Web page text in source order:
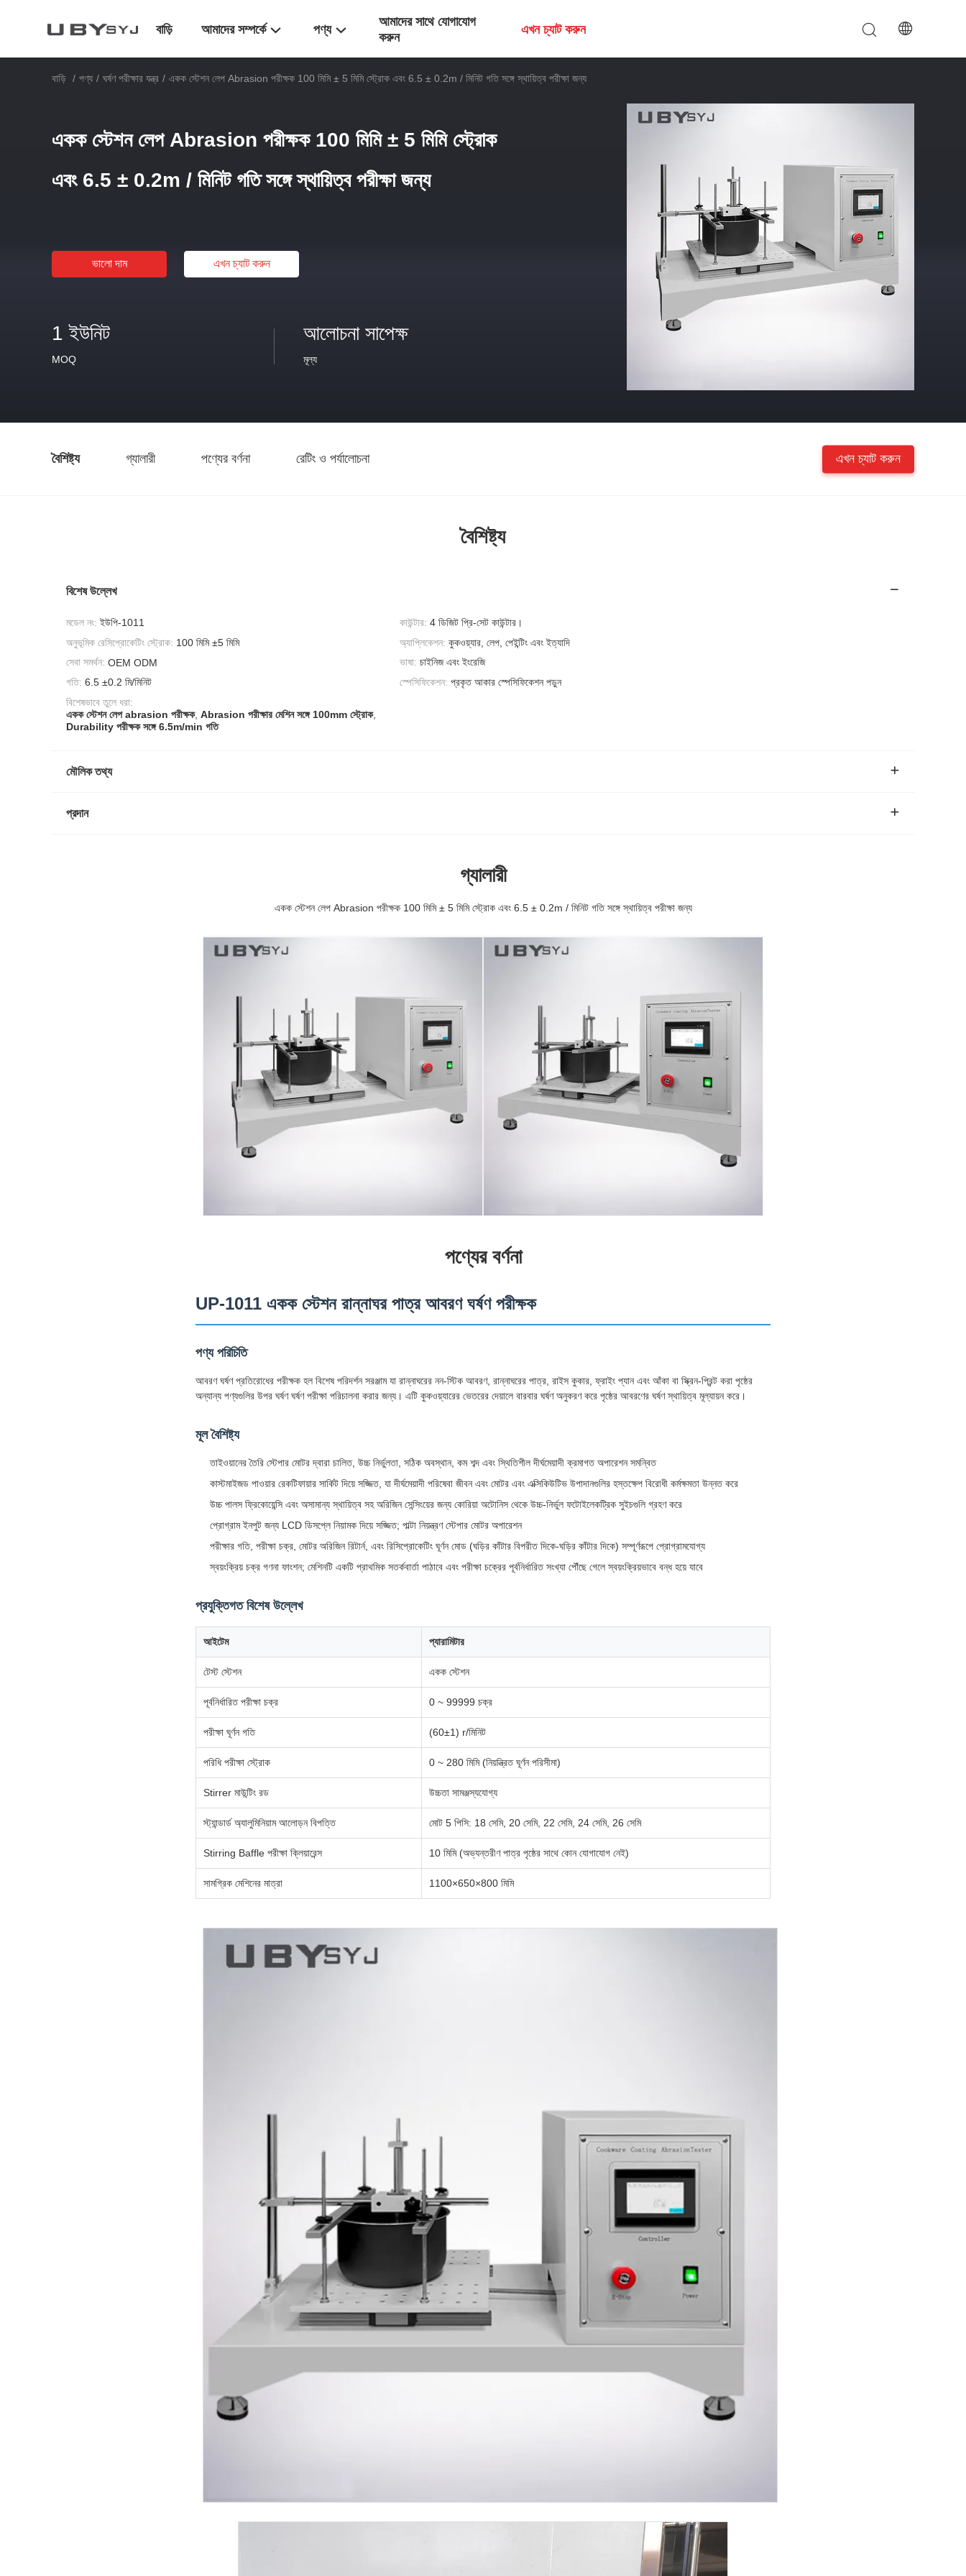
বাড়ি আমাদের সম্পর্কে পণ্য
আমাদের সাথে যোগাযোগ
করুন
এখন চ্যাট করুন
বাড়ি / পণ্য / ঘর্ষণ পরীক্ষার যন্ত্র / একক স্টেশন লেপ Abrasion পরীক্ষক 100 মিমি ± 5 মিমি স্ট্রোক এবং 6.5 ± 0.2m / মিনিট গতি সঙ্গে স্থায়িত্ব পরীক্ষা জন্য
একক স্টেশন লেপ Abrasion পরীক্ষক 100 মিমি ± 5 মিমি স্ট্রোক
এবং 6.5 ± 0.2m / মিনিট গতি সঙ্গে স্থায়িত্ব পরীক্ষা জন্য
ভালো দাম এখন চ্যাট করুন
1 ইউনিট
MOQ
আলোচনা সাপেক্ষ
মূল্য
বৈশিষ্ট্য গ্যালারী পণ্যের বর্ণনা রেটিং ও পর্যালোচনা এখন চ্যাট করুন
বৈশিষ্ট্য
বিশেষ উল্লেখ
মডেল নং: ইউপি-1011 কাউন্টার: 4 ডিজিট প্রি-সেট কাউন্টার।
অনুভূমিক রেসিপ্রোকেটিং স্ট্রোক: 100 মিমি ±5 মিমি অ্যাপ্লিকেশন: কুকওয়্যার, লেপ, পেইন্টিং এবং ইত্যাদি
সেবা সমর্থন: OEM ODM ভাষা: চাইনিজ এবং ইংরেজি
গতি: 6.5 ±0.2 মি/মিনিট স্পেসিফিকেশন: প্রকৃত আকার স্পেসিফিকেশন পড়ুন
বিশেষভাবে তুলে ধরা:
একক স্টেশন লেপ abrasion পরীক্ষক, Abrasion পরীক্ষার মেশিন সঙ্গে 100mm স্ট্রোক,
Durability পরীক্ষক সঙ্গে 6.5m/min গতি
মৌলিক তথ্য
প্রদান
গ্যালারী
একক স্টেশন লেপ Abrasion পরীক্ষক 100 মিমি ± 5 মিমি স্ট্রোক এবং 6.5 ± 0.2m / মিনিট গতি সঙ্গে স্থায়িত্ব পরীক্ষা জন্য
পণ্যের বর্ণনা
UP-1011 একক স্টেশন রান্নাঘর পাত্র আবরণ ঘর্ষণ পরীক্ষক
পণ্য পরিচিতি
আবরণ ঘর্ষণ প্রতিরোধের পরীক্ষক হল বিশেষ পরিদর্শন সরঞ্জাম যা রান্নাঘরের নন-স্টিক আবরণ, রান্নাঘরের পাত্র, রাইস কুকার, ফ্রাইং প্যান এবং আঁকা বা স্ক্রিন-প্রিন্ট করা পৃষ্ঠের
অন্যান্য পণ্যগুলির উপর ঘর্ষণ ঘর্ষণ পরীক্ষা পরিচালনা করার জন্য। এটি কুকওয়্যারের ভেতরের দেয়ালে বারবার ঘর্ষণ অনুকরণ করে পৃষ্ঠের আবরণের ঘর্ষণ স্থায়িত্ব মূল্যায়ন করে।
মূল বৈশিষ্ট্য
তাইওয়ানের তৈরি স্টেপার মোটর দ্বারা চালিত, উচ্চ নির্ভুলতা, সঠিক অবস্থান, কম শব্দ এবং স্থিতিশীল দীর্ঘমেয়াদী ক্রমাগত অপারেশন সমন্বিত
কাস্টমাইজড পাওয়ার রেকটিফায়ার সার্কিট দিয়ে সজ্জিত, যা দীর্ঘমেয়াদী পরিষেবা জীবন এবং মোটর এবং এক্সিকিউটিভ উপাদানগুলির হস্তক্ষেপ বিরোধী কর্মক্ষমতা উন্নত করে
উচ্চ পালস ফ্রিকোয়েন্সি এবং অসামান্য স্থায়িত্ব সহ অরিজিন সেন্সিংয়ের জন্য কোরিয়া অটোনিস থেকে উচ্চ-নির্ভুল ফটোইলেকট্রিক সুইচগুলি গ্রহণ করে
প্রোগ্রাম ইনপুট জন্য LCD ডিসপ্লে নিয়ামক দিয়ে সজ্জিত; পাল্টা নিয়ন্ত্রণ স্টেপার মোটর অপারেশন
পরীক্ষার গতি, পরীক্ষা চক্র, মোটর অরিজিন রিটার্ন, এবং রিসিপ্রোকেটিং ঘূর্ণন মোড (ঘড়ির কাঁটার বিপরীত দিকে-ঘড়ির কাঁটার দিকে) সম্পূর্ণরূপে প্রোগ্রামযোগ্য
স্বয়ংক্রিয় চক্র গণনা ফাংশন; মেশিনটি একটি প্রাথমিক সতর্কবার্তা পাঠাবে এবং পরীক্ষা চক্রের পূর্বনির্ধারিত সংখ্যা পৌঁছে গেলে স্বয়ংক্রিয়ভাবে বন্ধ হয়ে যাবে
প্রযুক্তিগত বিশেষ উল্লেখ
আইটেম প্যারামিটার
টেস্ট স্টেশন একক স্টেশন
পূর্বনির্ধারিত পরীক্ষা চক্র 0 ~ 99999 চক্র
পরীক্ষা ঘূর্ণন গতি (60±1) r/মিনিট
পরিধি পরীক্ষা স্ট্রোক 0 ~ 280 মিমি (নিয়ন্ত্রিত ঘূর্ণন পরিসীমা)
Stirrer মাউন্টিং রড উচ্চতা সামঞ্জস্যযোগ্য
স্ট্যান্ডার্ড অ্যালুমিনিয়াম আলোড়ন বিপত্তি মোট 5 পিসি: 18 সেমি, 20 সেমি, 22 সেমি, 24 সেমি, 26 সেমি
Stirring Baffle পরীক্ষা ক্লিয়ারেন্স 10 মিমি (অভ্যন্তরীণ পাত্র পৃষ্ঠের সাথে কোন যোগাযোগ নেই)
সামগ্রিক মেশিনের মাত্রা 1100×650×800 মিমি